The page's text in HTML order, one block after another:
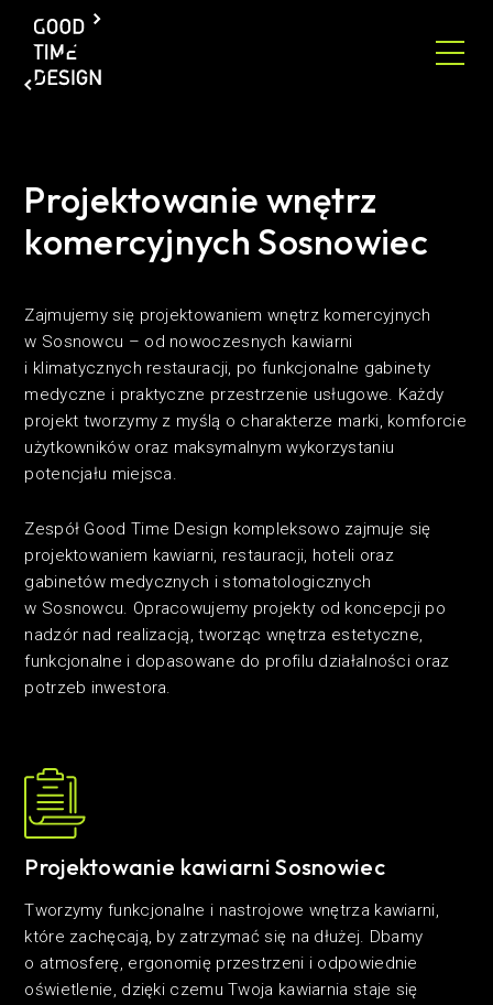
Projektowanie wnętrz
komercyjnych Sosnowiec
Zajmujemy się projektowaniem wnętrz komercyjnych
w Sosnowcu – od nowoczesnych kawiarni
i klimatycznych restauracji, po funkcjonalne gabinety
medyczne i praktyczne przestrzenie usługowe. Każdy
projekt tworzymy z myślą o charakterze marki, komforcie
użytkowników oraz maksymalnym wykorzystaniu
potencjału miejsca.
Zespół Good Time Design kompleksowo zajmuje się
projektowaniem kawiarni, restauracji, hoteli oraz
gabinetów medycznych i stomatologicznych
w Sosnowcu. Opracowujemy projekty od koncepcji po
nadzór nad realizacją, tworząc wnętrza estetyczne,
funkcjonalne i dopasowane do profilu działalności oraz
potrzeb inwestora.
Projektowanie kawiarni Sosnowiec
Tworzymy funkcjonalne i nastrojowe wnętrza kawiarni,
które zachęcają, by zatrzymać się na dłużej. Dbamy
o atmosferę, ergonomię przestrzeni i odpowiednie
oświetlenie, dzięki czemu Twoja kawiarnia staje się